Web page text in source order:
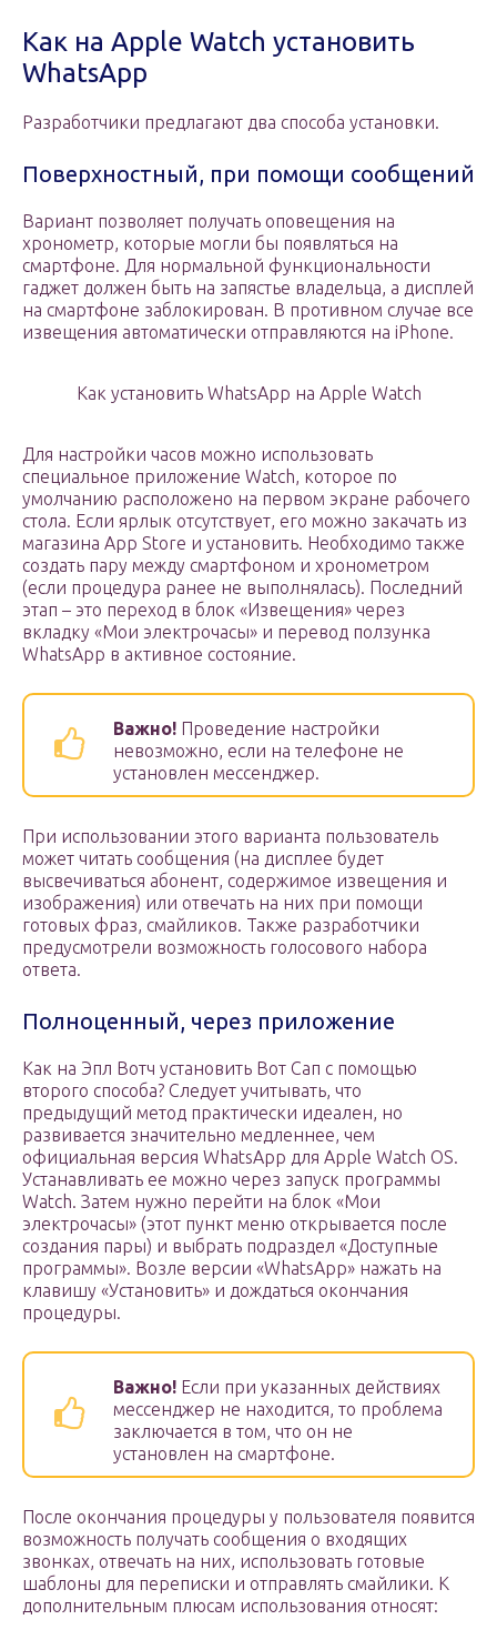
Как на Apple Watch установить
WhatsApp
Разработчики предлагают два способа установки.
Поверхностный, при помощи сообщений
Вариант позволяет получать оповещения на
хронометр, которые могли бы появляться на
смартфоне. Для нормальной функциональности
гаджет должен быть на запястье владельца, а дисплей
на смартфоне заблокирован. В противном случае все
извещения автоматически отправляются на iPhone.
Как установить WhatsApp на Apple Watch
Для настройки часов можно использовать
специальное приложение Watch, которое по
умолчанию расположено на первом экране рабочего
стола. Если ярлык отсутствует, его можно закачать из
магазина App Store и установить. Необходимо также
создать пару между смартфоном и хронометром
(если процедура ранее не выполнялась). Последний
этап – это переход в блок «Извещения» через
вкладку «Мои электрочасы» и перевод ползунка
WhatsApp в активное состояние.
Важно! Проведение настройки
невозможно, если на телефоне не
установлен мессенджер.
При использовании этого варианта пользователь
может читать сообщения (на дисплее будет
высвечиваться абонент, содержимое извещения и
изображения) или отвечать на них при помощи
готовых фраз, смайликов. Также разработчики
предусмотрели возможность голосового набора
ответа.
Полноценный, через приложение
Как на Эпл Вотч установить Вот Сап с помощью
второго способа? Следует учитывать, что
предыдущий метод практически идеален, но
развивается значительно медленнее, чем
официальная версия WhatsApp для Apple Watch OS.
Устанавливать ее можно через запуск программы
Watch. Затем нужно перейти на блок «Мои
электрочасы» (этот пункт меню открывается после
создания пары) и выбрать подраздел «Доступные
программы». Возле версии «WhatsApp» нажать на
клавишу «Установить» и дождаться окончания
процедуры.
Важно! Если при указанных действиях
мессенджер не находится, то проблема
заключается в том, что он не
установлен на смартфоне.
После окончания процедуры у пользователя появится
возможность получать сообщения о входящих
звонках, отвечать на них, использовать готовые
шаблоны для переписки и отправлять смайлики. К
дополнительным плюсам использования относят: